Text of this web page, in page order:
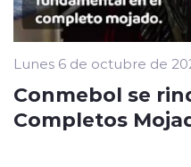
Lunes 6 de octubre de
Conmebol se
Completos